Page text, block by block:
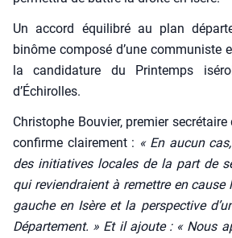
Un accord équi­li­bré au plan
binôme com­po­sé d’une com­mu­niste
la can­di­da­ture du Prin­temps
d’Échirolles.
Chris­tophe Bou­vier, pre­mier secré­taire
confirme clai­re­ment : « En aucun
des ini­tia­tives locales de la part de
qui revien­draient à remettre en cause
gauche en Isère et la pers­pec­tive
Dépar­te­ment. » Et il ajoute : « Nous